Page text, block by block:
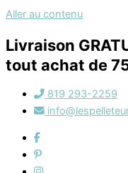
Aller au contenu
Livraison
tout achat de
819 293-2259